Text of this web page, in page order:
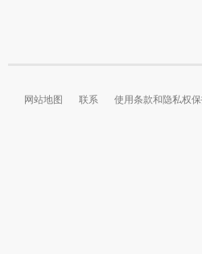
网站地图 联系 使用条款和隐私权